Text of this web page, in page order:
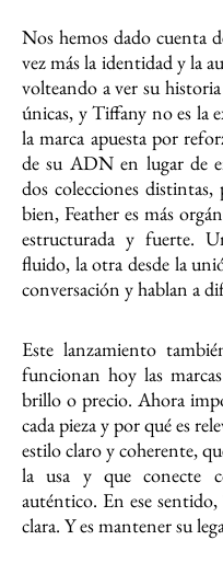
Nos hemos dado cuenta
vez más la identidad y la
volteando a ver su
únicas, y Tiffany no es la
la marca apuesta por
de su ADN en lugar de
dos colecciones
bien, Feather es más
estructurada y fuerte.
fluido, la otra desde la
conversación y hablan a
Este lanzamiento
funcionan hoy las
brillo o precio. Ahora
cada pieza y por qué es
estilo claro y coherente,
la usa y que conecte
auténtico. En ese
clara. Y es mantener su